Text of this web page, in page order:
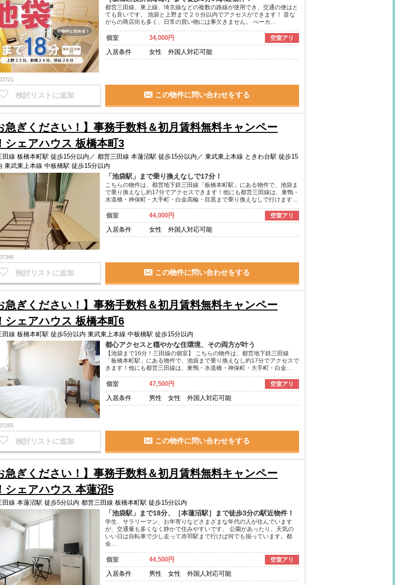
都営三田線、東上線、埼京線などの複数の路線が使用でき、交通の便はと
ても良いです。 池袋と上野まで２０分以内でアクセスができます！ 昔な
がらの商店街も多く、日常の買い物には事欠きません。 べーカ…
個室 34,000円 空室アリ
入居条件 女性 外国人対応可能
検討リストに追加 この物件に問い合わせをする
急ぎください！】事務手数料＆初月賃料無料キャンペー
シェアハウス 板橋本町3
田線 板橋本町駅 徒歩15分以内／ 都営三田線 本蓮沼駅 徒歩15分以内／ 東武東上本線 ときわ台駅 徒歩15
東武東上本線 中板橋駅 徒歩15分以内
「池袋駅」まで乗り換えなしで17分！
こちらの物件は、都営地下鉄三田線「板橋本町駅」にある物件で、池袋ま
で乗り換えなし約17分でアクセスできます！他にも都営三田線は、巣鴨・
水道橋・神保町・大手町・白金高輪・目黒まで乗り換えなしで行けます…
個室 44,000円 空室アリ
入居条件 女性 外国人対応可能
検討リストに追加 この物件に問い合わせをする
急ぎください！】事務手数料＆初月賃料無料キャンペー
シェアハウス 板橋本町6
田線 板橋本町駅 徒歩5分以内 東武東上本線 中板橋駅 徒歩15分以内
都心アクセスと穏やかな住環境、その両方が叶う
【池袋まで16分！三田線の個室】 こちらの物件は、都営地下鉄三田線
「板橋本町駅」にある物件で、池袋まで乗り換えなし約17分でアクセスで
きます！他にも都営三田線は、巣鴨・水道橋・神保町・大手町・白金…
個室 47,500円 空室アリ
入居条件 男性 女性 外国人対応可能
検討リストに追加 この物件に問い合わせをする
急ぎください！】事務手数料＆初月賃料無料キャンペー
シェアハウス 本蓮沼5
田線 本蓮沼駅 徒歩5分以内 都営三田線 板橋本町駅 徒歩15分以内
「池袋駅」まで18分、［本蓮沼駅］まで徒歩3分の駅近物件！
学生、サラリーマン、お年寄りなどさまざまな年代の人が住んでいます
が、交通量も多くなく静かで住みやすいです。 公園があったり、天気の
いい日は自転車で少し走って赤羽駅まで行けば何でも揃っています。都
会…
個室 44,500円 空室アリ
入居条件 男性 女性 外国人対応可能